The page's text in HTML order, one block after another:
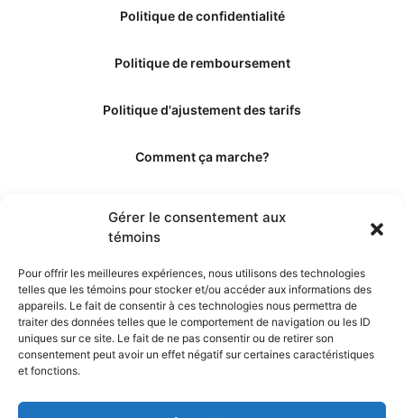
Gérer le consentement aux
témoins
Pour offrir les meilleures expériences, nous utilisons des technologies
telles que les témoins pour stocker et/ou accéder aux informations des
appareils. Le fait de consentir à ces technologies nous permettra de
traiter des données telles que le comportement de navigation ou les ID
uniques sur ce site. Le fait de ne pas consentir ou de retirer son
consentement peut avoir un effet négatif sur certaines caractéristiques
et fonctions.
Politique de confidentialité
Politique de remboursement
Politique d'ajustement des tarifs
Comment ça marche?
Les éditeurs
Les experts et collaborateurs